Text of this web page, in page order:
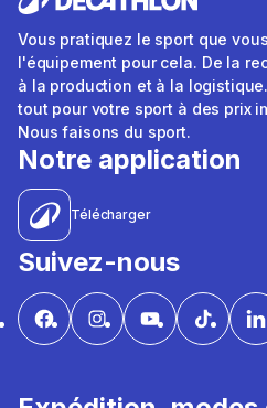
Vous pratiquez le sport que
l'équipement pour cela. De la
à la production et à la
tout pour votre sport à des prix
Nous faisons du sport.
Notre application
Télécharger
Suivez-nous